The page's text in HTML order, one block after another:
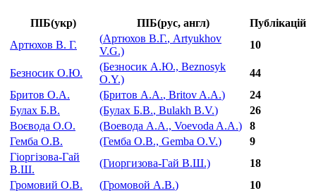
ПІБ(укр) ПІБ(рус, англ)
Публікацій
Артюхов В. Г.
(Артюхов В.Г., Artyukhov
V.G.)
10
Безносик О.Ю.
(Безносик А.Ю., Beznosyk
O.Y.)
44
Бритов О.А.
(Бритов А.А., Britov A.A.)
24
Булах Б.В.
(Булах Б.В., Bulakh B.V.)
26
Воєвода О.О.
(Воевода А.А., Voevoda A.A.)
8
Гемба О.В.
(Гемба О.В., Gemba O.V.)
9
Гіоргізова-Гай
В.Ш.
(Гиоргизова-Гай В.Ш.)
18
Громовий О.В.
(Громовой А.В.)
10